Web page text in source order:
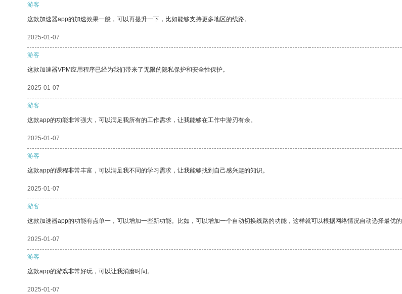
游客
这款加速器app的加速效果一般，可以再提升一下，比如能够支持更多地区的线路。
2025-01-07
游客
这款加速器VPM应用程序已经为我们带来了无限的隐私保护和安全性保护。
2025-01-07
游客
这款app的功能非常强大，可以满足我所有的工作需求，让我能够在工作中游刃有余。
2025-01-07
游客
这款app的课程非常丰富，可以满足我不同的学习需求，让我能够找到自己感兴趣的知识。
2025-01-07
游客
这款加速器app的功能有点单一，可以增加一些新功能。比如，可以增加一个自动切换线路的功能，这样就可以根据网络情况自动选择最优
2025-01-07
游客
这款app的游戏非常好玩，可以让我消磨时间。
2025-01-07